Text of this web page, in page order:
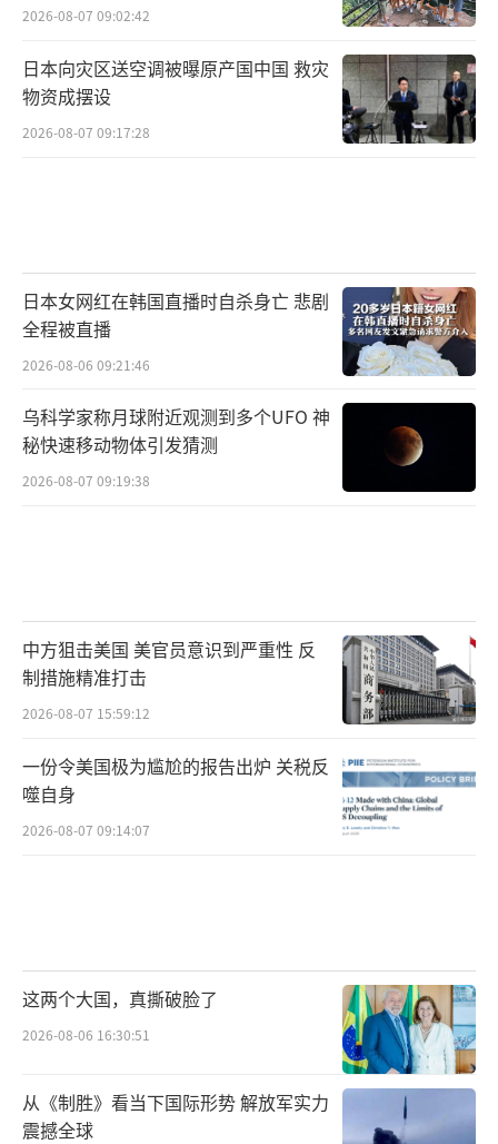
2026-08-07 09:02:42
日本向灾区送空调被曝原产国中国 救灾
物资成摆设
2026-08-07 09:17:28
日本女网红在韩国直播时自杀身亡 悲剧
全程被直播
2026-08-06 09:21:46
乌科学家称月球附近观测到多个UFO 神
秘快速移动物体引发猜测
2026-08-07 09:19:38
中方狙击美国 美官员意识到严重性 反
制措施精准打击
2026-08-07 15:59:12
一份令美国极为尴尬的报告出炉 关税反
噬自身
2026-08-07 09:14:07
这两个大国，真撕破脸了
2026-08-06 16:30:51
从《制胜》看当下国际形势 解放军实力
震撼全球